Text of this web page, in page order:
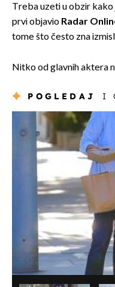
Treba uzeti u obzir kako
prvi objavio Radar
tome što često zna
Nitko od glavnih aktera
POGLEDAJ I